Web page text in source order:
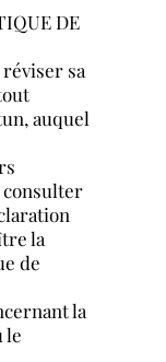
DE
sa
auquel
consulter
la
de
la
le